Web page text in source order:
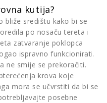
kutija?
bliže središtu kako bi se
po nosaču tereta i
zatvaranje poklopca
ispravno funkcionirati.
ne smije se prekoračiti.
krova koje
mora se učvrstiti da bi se
posebne